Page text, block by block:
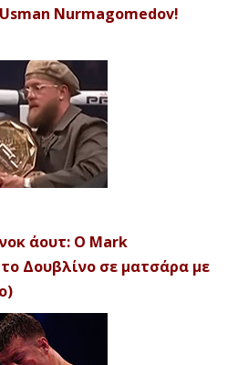
Nurmagomedov!
άουτ: Ο Mark
Δουβλίνο σε ματσάρα με